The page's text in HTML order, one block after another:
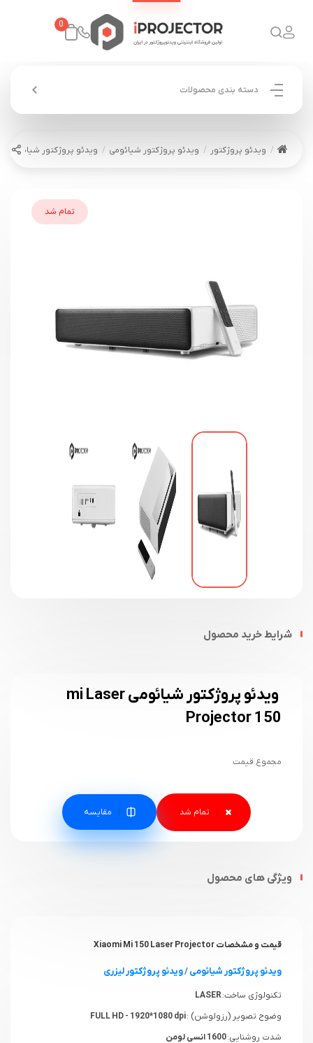
0
دسته بندی محصولات
ویدئو پروژکتور ویدئو پروژکتور شیائومی ویدئو پروژکتور شیائومی mi Laser Projector 150
تمام شد
شرایط خرید محصول
ویدئو پروژکتور شیائومی mi Laser
Projector 150
مجموع قیمت
مقایسه
ویژگی های محصول
قیمت و مشخصاتXiaomi Mi 150 Laser Projector
ویدئو پروژکتور شیائومی/ویدئو پروژکتور لیزری
تکنولوژی ساخت:LASER
وضوح تصویر (رزولوشن) :
شدت روشنایی:1600 انسی لومن